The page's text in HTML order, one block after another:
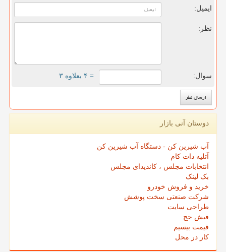
ایمیل:
نظر:
سوال: = ۴ بعلاوه ۳
دوستان آنی بازار
آب شیرین کن - دستگاه آب شیرین کن
آتلیه دات کام
انتخابات مجلس ، کاندیدای مجلس
بک لینک
خرید و فروش خودرو
شرکت صنعتی سخت پوشش
طراحی سایت
فیش حج
قیمت بیسیم
کار در محل